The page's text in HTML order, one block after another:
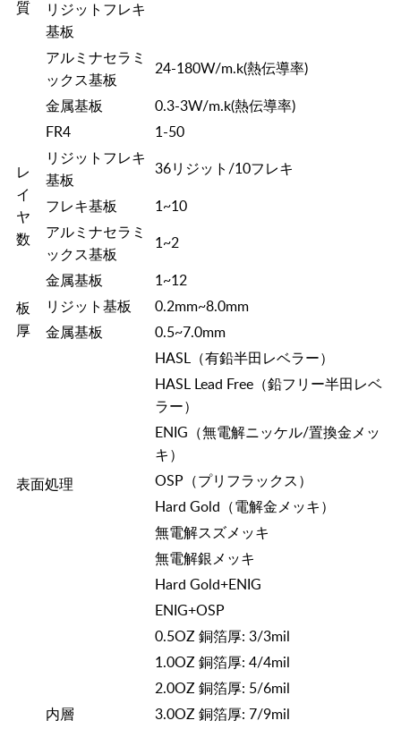
質
リジットフレキ
基板
アルミナセラミ
ックス基板
24-180W/m.k(熱伝導率)
金属基板
0.3-3W/m.k(熱伝導率)
レ
イ
ヤ
数
FR4
1-50
リジットフレキ
基板
36リジット/10フレキ
フレキ基板
1~10
アルミナセラミ
ックス基板
1~2
金属基板
1~12
板
厚
リジット基板
0.2mm~8.0mm
金属基板
0.5~7.0mm
表面処理
HASL（有鉛半田レベラー）
HASL Lead Free（鉛フリー半田レベ
ラー）
ENIG（無電解ニッケル/置換金メッ
キ）
OSP（プリフラックス）
Hard Gold（電解金メッキ）
無電解スズメッキ
無電解銀メッキ
Hard Gold+ENIG
ENIG+OSP
内層
0.5OZ 銅箔厚: 3/3mil
1.0OZ 銅箔厚: 4/4mil
2.0OZ 銅箔厚: 5/6mil
3.0OZ 銅箔厚: 7/9mil